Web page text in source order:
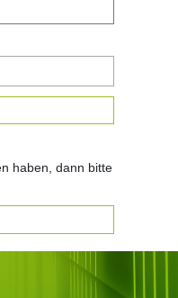
haben, dann bitte